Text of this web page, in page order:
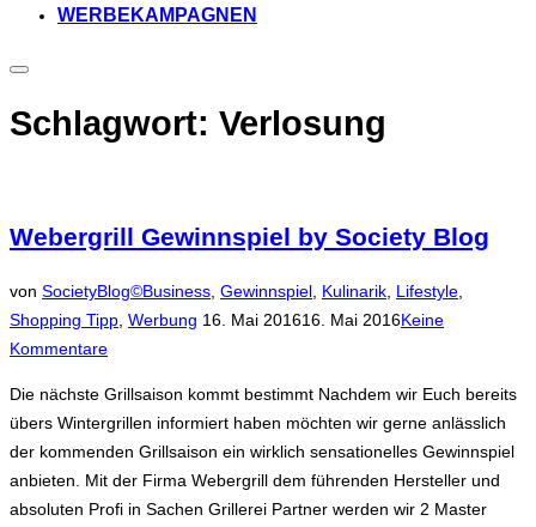
WERBEKAMPAGNEN
Seitenleiste
Navigation
umschalten
Schlagwort: Verlosung
Webergrill Gewinnspiel by Society Blog
von SocietyBlog©Business Gewinnspiel Kulinarik Lifestyle
Shopping Tipp Werbung Veröffentlicht
16. Mai 201616. Mai 2016Keine
Kommentare
Die nächste Grillsaison kommt bestimmt Nachdem wir Euch bereits
übers Wintergrillen informiert haben möchten wir gerne anlässlich
der kommenden Grillsaison ein wirklich sensationelles Gewinnspiel
anbieten. Mit der Firma Webergrill dem führenden Hersteller und
absoluten Profi in Sachen Grillerei Partner werden wir 2 Master